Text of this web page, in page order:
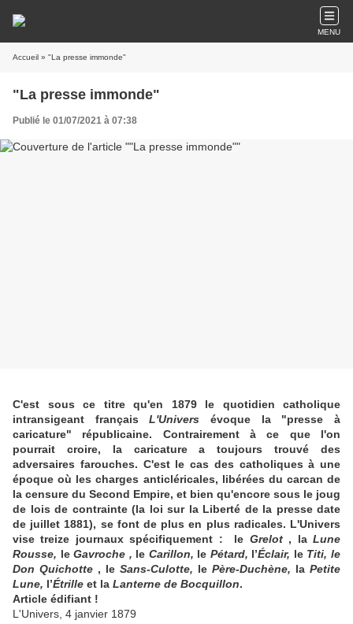
MENU
Accueil » "La presse immonde"
"La presse immonde"
Publié le 01/07/2021 à 07:38
C'est sous ce titre qu'en 1879 le quotidien catholique
intransigeant français L'Univers évoque la "presse à
caricature" républicaine. Contrairement à ce que l'on
pourrait croire, la caricature a toujours trouvé des
adversaires farouches. C'est le cas des catholiques à une
époque où les charges anticléricales, libérées du carcan de
la censure du Second Empire, et bien qu'encore sous le joug
de lois de contrainte (la loi sur la Liberté de la presse date
de juillet 1881), se font de plus en plus radicales. L'Univers
vise treize journaux spécifiquement : le Grelot , laLune
Rousse, leGavroche , le Carillon, le Pétard, l’Éclair, leTiti, le
Don Quichotte , le Sans-Culotte, le Père-Duchène, la Petite
Lune, l’Étrille et la Lanterne de Bocquillon.
Article édifiant !
L'Univers, 4 janvier 1879